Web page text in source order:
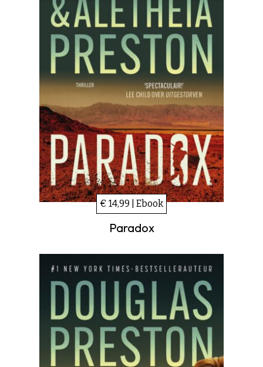
€ 14,99 | Ebook
Paradox